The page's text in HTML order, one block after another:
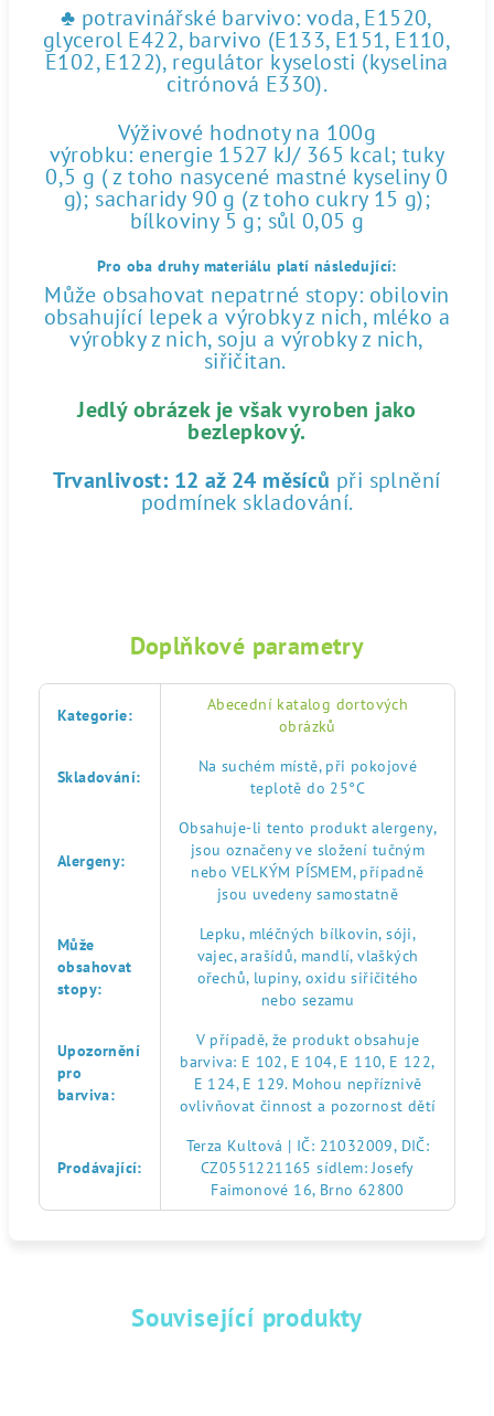
♣ potravinářské barvivo: voda, E1520,
glycerol E422, barvivo (E133, E151, E110,
E102, E122), regulátor kyselosti (kyselina
citrónová E330).
Výživové hodnoty na 100g
výrobku: energie 1527 kJ/ 365 kcal; tuky
0,5 g ( z toho nasycené mastné kyseliny 0
g); sacharidy 90 g (z toho cukry 15 g);
bílkoviny 5 g; sůl 0,05 g
Pro oba druhy materiálu platí následující:
Může obsahovat nepatrné stopy: obilovin
obsahující lepek a výrobky z nich, mléko a
výrobky z nich, soju a výrobky z nich,
siřičitan.
Jedlý obrázek je však vyroben jako
bezlepkový.
Trvanlivost: 12 až 24 měsíců při splnění
podmínek skladování.
Doplňkové parametry
Kategorie:
Abecední katalog dortových
obrázků
Skladování:
Na suchém místě, při pokojové
teplotě do 25°C
Alergeny:
Obsahuje-li tento produkt alergeny,
jsou označeny ve složení tučným
nebo VELKÝM PÍSMEM, případně
jsou uvedeny samostatně
Může
obsahovat
stopy:
Lepku, mléčných bílkovin, sóji,
vajec, arašídů, mandlí, vlaškých
ořechů, lupiny, oxidu siřičitého
nebo sezamu
Upozornění
pro
barviva:
V případě, že produkt obsahuje
barviva: E 102, E 104, E 110, E 122,
E 124, E 129. Mohou nepříznivě
ovlivňovat činnost a pozornost dětí
Prodávající:
Terza Kultová | IČ: 21032009, DIČ:
CZ0551221165 sídlem: Josefy
Faimonové 16, Brno 62800
Související produkty